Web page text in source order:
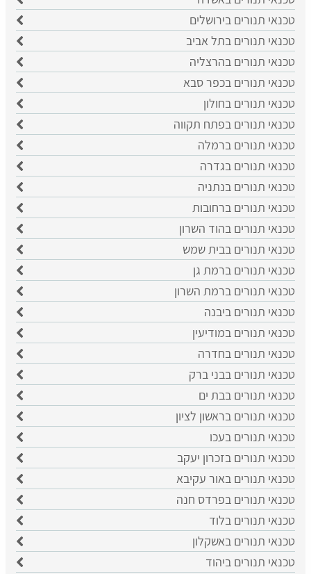
טכנאי תנורים בירושלים
טכנאי תנורים בתל אביב
טכנאי תנורים בהרצליה
טכנאי תנורים בכפר סבא
טכנאי תנורים בחולון
טכנאי תנורים בפתח תקווה
טכנאי תנורים ברמלה
טכנאי תנורים בגדרה
טכנאי תנורים בנתניה
טכנאי תנורים ברחובות
טכנאי תנורים בהוד השרון
טכנאי תנורים בבית שמש
טכנאי תנורים ברמת גן
טכנאי תנורים ברמת השרון
טכנאי תנורים ביבנה
טכנאי תנורים במודיעין
טכנאי תנורים בחדרה
טכנאי תנורים בבני ברק
טכנאי תנורים בבת ים
טכנאי תנורים בראשון לציון
טכנאי תנורים בעכו
טכנאי תנורים בזכרון יעקב
טכנאי תנורים באור עקיבא
טכנאי תנורים בפרדס חנה
טכנאי תנורים בלוד
טכנאי תנורים באשקלון
טכנאי תנורים ביהוד